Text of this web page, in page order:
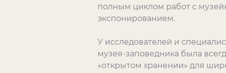
полным циклом работ с
экспонированием.
У исследователей и
музея-заповедника была
«открытом хранении» для